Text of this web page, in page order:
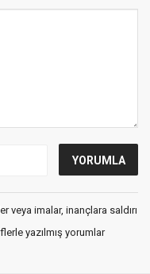
veya imalar, inançlara saldırı
yazılmış yorumlar